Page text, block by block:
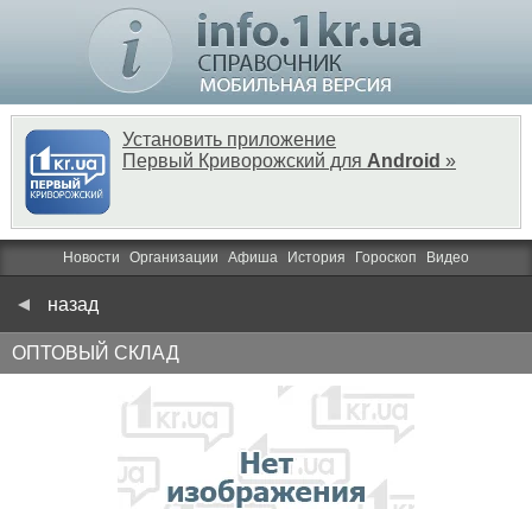
Установить приложение
Первый Криворожский для Android »
Новости Организации Афиша История Гороскоп Видео
назад
ОПТОВЫЙ СКЛАД